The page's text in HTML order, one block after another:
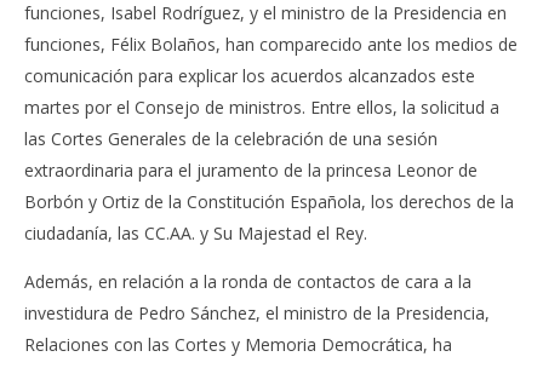
funciones, Isabel Rodríguez, y el ministro de la Presidencia en
funciones, Félix Bolaños, han comparecido ante los medios de
comunicación para explicar los acuerdos alcanzados este
martes por el Consejo de ministros. Entre ellos, la solicitud a
las Cortes Generales de la celebración de una sesión
extraordinaria para el juramento de la princesa Leonor de
Borbón y Ortiz de la Constitución Española, los derechos de la
ciudadanía, las CC.AA. y Su Majestad el Rey.
Además, en relación a la ronda de contactos de cara a la
investidura de Pedro Sánchez, el ministro de la Presidencia,
Relaciones con las Cortes y Memoria Democrática, ha